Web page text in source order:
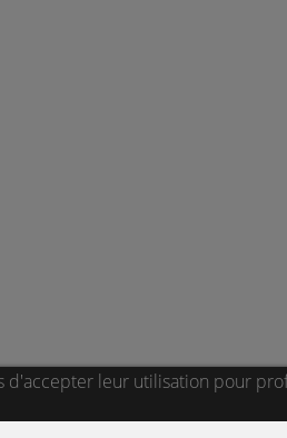
leur utilisation pour